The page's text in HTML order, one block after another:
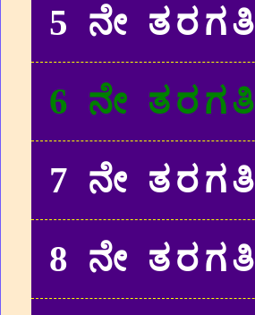
5 ನೇ ತರಗತಿ
6 ನೇ ತರಗತಿ
7 ನೇ ತರಗತಿ
8 ನೇ ತರಗತಿ